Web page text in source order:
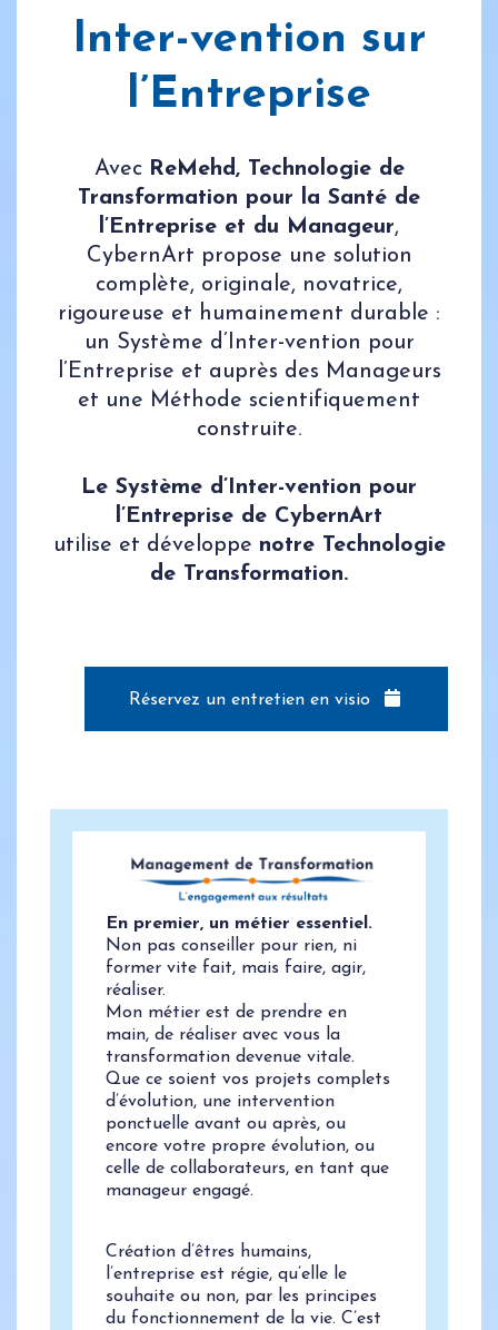
Inter-vention sur
l’Entreprise
Avec ReMehd, Technologie de
Transformation pour la Santé de
l’Entreprise et du Manageur,
CybernArt propose une solution
complète, originale, novatrice,
rigoureuse et humainement durable :
un Système d’Inter-vention pour
l’Entreprise et auprès des Manageurs
et une Méthode scientifiquement
construite.
Le Système d’Inter-vention pour
l’Entreprise de CybernArt
utilise et développe notre Technologie
de Transformation.
Réservez un entretien en visio
En premier, un métier essentiel.
Non pas conseiller pour rien, ni
former vite fait, mais faire, agir,
réaliser.
Mon métier est de prendre en
main, de réaliser avec vous la
transformation devenue vitale.
Que ce soient vos projets complets
d’évolution, une intervention
ponctuelle avant ou après, ou
encore votre propre évolution, ou
celle de collaborateurs, en tant que
manageur engagé.
Création d’êtres humains,
l’entreprise est régie, qu’elle le
souhaite ou non, par les principes
du fonctionnement de la vie. C’est